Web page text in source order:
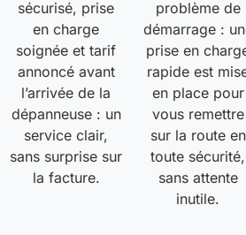
sécurisé, prise
en charge
soignée et tarif
annoncé avant
l’arrivée de la
dépanneuse : un
service clair,
sans surprise sur
la facture.
problème de
démarrage :
prise en
rapide est
en place pour
vous remettre
sur la route en
toute sécurité,
sans attente
inutile.